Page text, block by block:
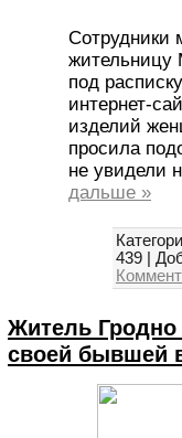
Сотрудники
жительницу
под
интернет-
изделий
просила
не увидели
дальше »
439
Житель
своей бывшей